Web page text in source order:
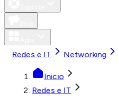
Redes e IT Networking
Inicio
Redes e IT